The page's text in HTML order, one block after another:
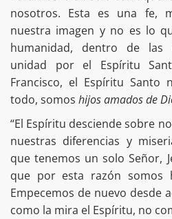
nosotros. Esta es una fe,
nuestra imagen y no es lo
humanidad, dentro de las
unidad por el Espíritu
Francisco, el Espíritu Santo
todo, somos hijos amados de
“El Espíritu desciende sobre
nuestras diferencias y
que tenemos un solo Señor,
que por esta razón somos
Empecemos de nuevo desde
como la mira el Espíritu, no